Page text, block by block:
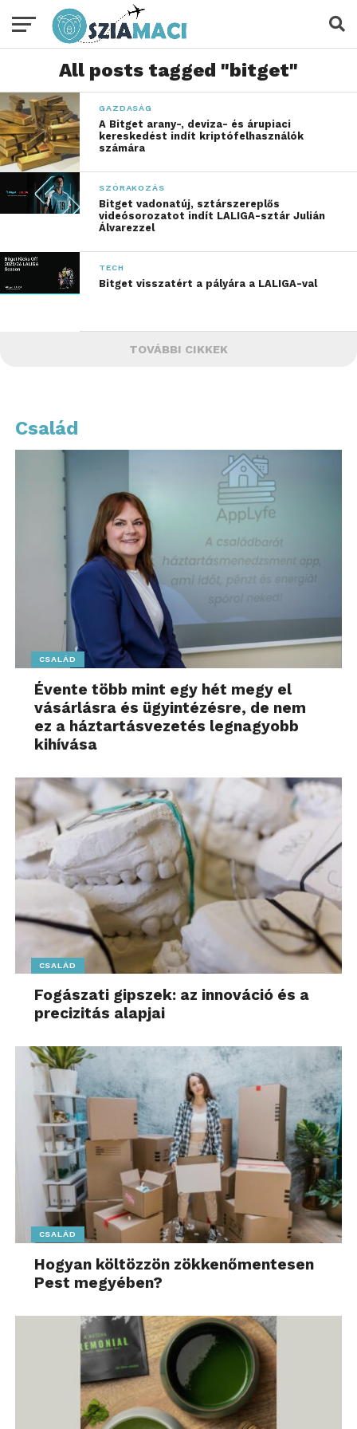
All posts tagged "bitget"
GAZDASÁG
A Bitget arany-, deviza- és árupiaci
kereskedést indít kriptófelhasználók
számára
SZÓRAKOZÁS
Bitget vadonatúj, sztárszereplős
videósorozatot indít LALIGA-sztár Julián
Álvarezzel
TECH
Bitget visszatért a pályára a LALIGA-val
TOVÁBBI CIKKEK
Család
CSALÁD
Évente több mint egy hét megy el
vásárlásra és ügyintézésre, de nem
ez a háztartásvezetés legnagyobb
kihívása
CSALÁD
Fogászati gipszek: az innováció és a
precizitás alapjai
CSALÁD
Hogyan költözzön zökkenőmentesen
Pest megyében?